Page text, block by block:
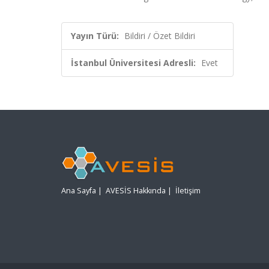
Yayın Türü: Bildiri / Özet Bildiri
İstanbul Üniversitesi Adresli: Evet
Ana Sayfa | AVESİS Hakkında | İletişim